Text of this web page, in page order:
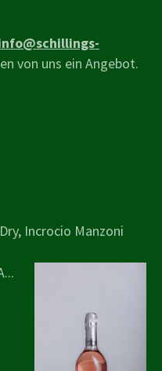
von uns ein Angebot.
Incrocio Manzoni